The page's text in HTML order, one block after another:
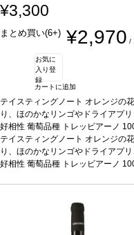
¥3,300
まとめ買い(6+) ¥2,970 /
お気に
入り登
録
カートに追加
テイスティングノート オレンジの
り、ほのかなリンゴやドライアプリ
好相性 葡萄品種 トレッビアーノ
あり価格が同様の場合は自動的に
い。
テイスティングノート オレンジの
り、ほのかなリンゴやドライアプリ
好相性 葡萄品種 トレッビアーノ